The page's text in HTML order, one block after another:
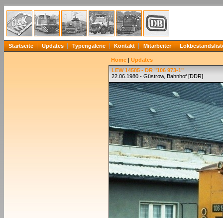
Startseite Updates Typengalerie Kontakt Mitarbeiter
Home | Updates
LEW 14585 - DR "106 973-1"
22.06.1980 - Güstrow, Bahnhof [DDR]